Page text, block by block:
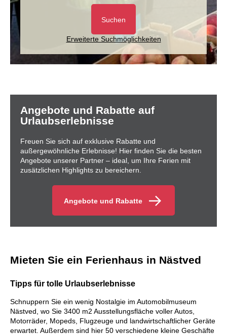
Suchen
Erweiterte Suchmöglichkeiten
Angebote und Rabatte auf
Urlaubserlebnisse
Freuen Sie sich auf exklusive Rabatte und
außergewöhnliche Erlebnisse! Hier finden Sie die besten
Angebote unserer Partner – ideal, um Ihre Ferien mit
zusätzlichen Highlights zu bereichern.
Angebote und Rabatte
Mieten Sie ein Ferienhaus in Nästved
Tipps für tolle Urlaubserlebnisse
Schnuppern Sie ein wenig Nostalgie im Automobilmuseum
Nästved, wo Sie 3400 m2 Ausstellungsfläche voller Autos,
Motorräder, Mopeds, Flugzeuge und landwirtschaftlicher Geräte
erwartet. Außerdem sind hier 50 verschiedene kleine Geschäfte